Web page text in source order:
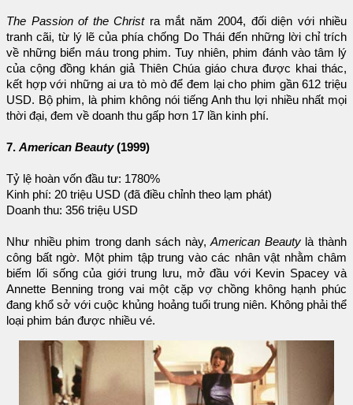
The Passion of the Christra mắt năm 2004, đối diện với nhiều
tranh cãi, từ lý lẽ của phía chống Do Thái đến những lời chỉ trích
về những biển máu trong phim. Tuy nhiên, phim đánh vào tâm lý
của cộng đồng khán giả Thiên Chúa giáo chưa được khai thác,
kết hợp với những ai ưa tò mò để đem lại cho phim gần 612 triệu
USD. Bộ phim, là phim không nói tiếng Anh thu lợi nhiều nhất mọi
thời đại, đem về doanh thu gấp hơn 17 lần kinh phí.
7. American Beauty(1999)
Tỷ lệ hoàn vốn đầu tư: 1780%
Kinh phí: 20 triệu USD (đã điều chỉnh theo lạm phát)
Doanh thu: 356 triệu USD
Như nhiều phim trong danh sách này,American Beautylà thành
công bất ngờ. Một phim tập trung vào các nhân vật nhằm châm
biếm lối sống của giới trung lưu, mở đầu với Kevin Spacey và
Annette Benning trong vai một cặp vợ chồng không hạnh phúc
đang khổ sở với cuộc khủng hoảng tuổi trung niên. Không phải thể
loại phim bán được nhiều vé.